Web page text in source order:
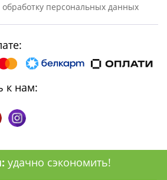
обработку персональных данных
к нам:
удачно сэкономить!